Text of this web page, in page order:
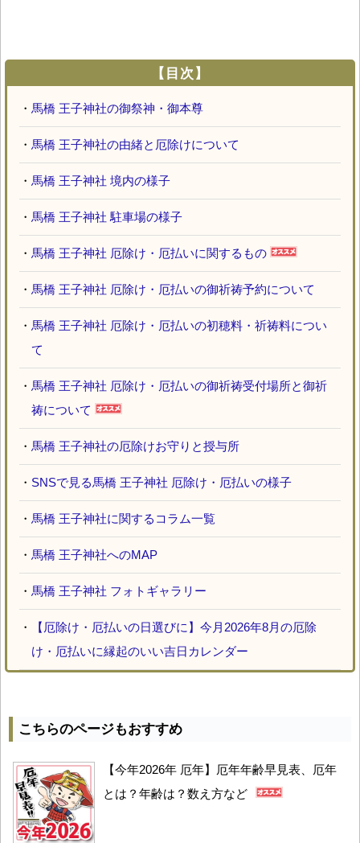
【目次】
・ 馬橋 王子神社の御祭神・御本尊
・ 馬橋 王子神社の由緒と厄除けについて
・ 馬橋 王子神社 境内の様子
・ 馬橋 王子神社 駐車場の様子
・ 馬橋 王子神社 厄除け・厄払いに関するもの
・ 馬橋 王子神社 厄除け・厄払いの御祈祷予約について
・ 馬橋 王子神社 厄除け・厄払いの初穂料・祈祷料につい
て
・ 馬橋 王子神社 厄除け・厄払いの御祈祷受付場所と御祈
祷について
・ 馬橋 王子神社の厄除けお守りと授与所
・ SNSで見る馬橋 王子神社 厄除け・厄払いの様子
・ 馬橋 王子神社に関するコラム一覧
・ 馬橋 王子神社へのMAP
・ 馬橋 王子神社 フォトギャラリー
・
【厄除け・厄払いの日選びに】今月2026年8月の厄除
け・厄払いに縁起のいい吉日カレンダー
こちらのページもおすすめ
【今年2026年 厄年】厄年年齢早見表、厄年
とは？年齢は？数え方など